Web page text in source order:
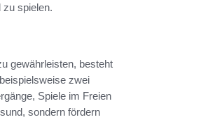
zu spielen.
gewährleisten, besteht
zwei
Spiele im Freien
sondern fördern